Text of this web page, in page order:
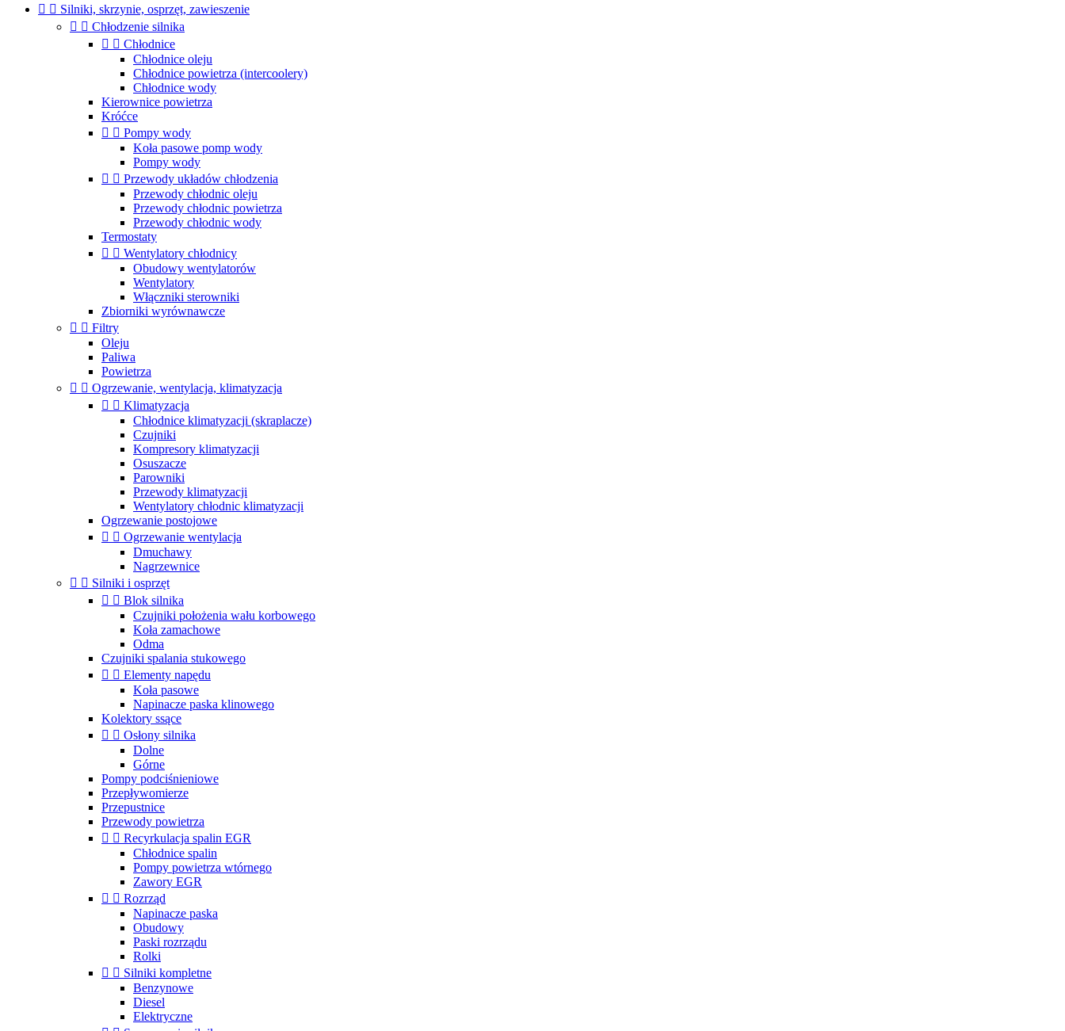
  Silniki, skrzynie, osprzęt, zawieszenie
  Chłodzenie silnika
  Chłodnice
Chłodnice oleju
Chłodnice powietrza (intercoolery)
Chłodnice wody
Kierownice powietrza
Króćce
  Pompy wody
Koła pasowe pomp wody
Pompy wody
  Przewody układów chłodzenia
Przewody chłodnic oleju
Przewody chłodnic powietrza
Przewody chłodnic wody
Termostaty
  Wentylatory chłodnicy
Obudowy wentylatorów
Wentylatory
Włączniki sterowniki
Zbiorniki wyrównawcze
  Filtry
Oleju
Paliwa
Powietrza
  Ogrzewanie, wentylacja, klimatyzacja
  Klimatyzacja
Chłodnice klimatyzacji (skraplacze)
Czujniki
Kompresory klimatyzacji
Osuszacze
Parowniki
Przewody klimatyzacji
Wentylatory chłodnic klimatyzacji
Ogrzewanie postojowe
  Ogrzewanie wentylacja
Dmuchawy
Nagrzewnice
  Silniki i osprzęt
  Blok silnika
Czujniki położenia wału korbowego
Koła zamachowe
Odma
Czujniki spalania stukowego
  Elementy napędu
Koła pasowe
Napinacze paska klinowego
Kolektory ssące
  Osłony silnika
Dolne
Górne
Pompy podciśnieniowe
Przepływomierze
Przepustnice
Przewody powietrza
  Recyrkulacja spalin EGR
Chłodnice spalin
Pompy powietrza wtórnego
Zawory EGR
  Rozrząd
Napinacze paska
Obudowy
Paski rozrządu
Rolki
  Silniki kompletne
Benzynowe
Diesel
Elektryczne